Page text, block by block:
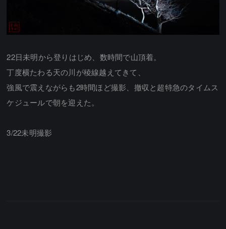
22日未明から登りはじめ、数時間で山頂着。
丁度横たわる天の川が稜線越えてきて、
強風で震えながらも2時間ほど撮影、撤収と超特急のタイムス
ケジュールで朝を迎えた。
3/22未明撮影